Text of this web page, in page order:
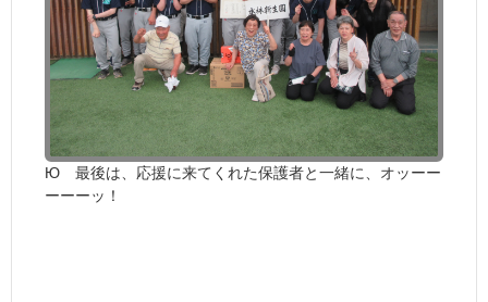
Ю 最後は、応援に来てくれた保護者と一緒に、オッーー
ーーーッ！